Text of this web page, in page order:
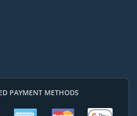
PAYMENT METHODS